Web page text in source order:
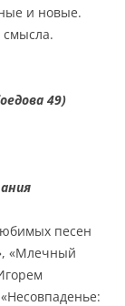
и новые.
смысла.
49)
песен
«Млечный